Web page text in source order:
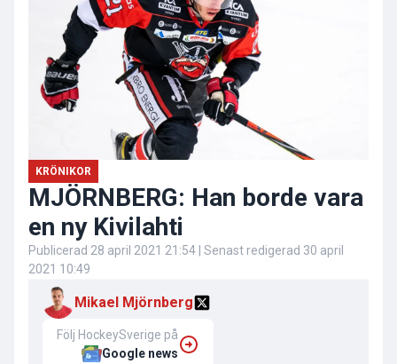
Evenemang
KRÖNIKOR
MJÖRNBERG: Han borde vara
en ny Kivilahti
Publicerad 28 april 2021 21:54 | Senast redigerad 30 april
2021 10:49
Mikael Mjörnberg
Följ HockeySverige på
Google news